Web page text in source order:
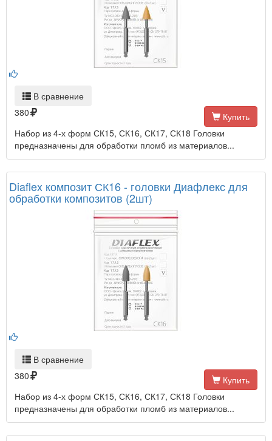
В сравнение
380
Купить
Набор из 4-х форм СК15, СК16, СК17, СК18 Головки
предназначены для обработки пломб из материалов...
Diaflex композит СК16 - головки Диафлекс для
обработки композитов (2шт)
В сравнение
380
Купить
Набор из 4-х форм СК15, СК16, СК17, СК18 Головки
предназначены для обработки пломб из материалов...